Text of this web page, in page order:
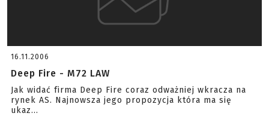
16.11.2006
Deep Fire - M72 LAW
Jak widać firma Deep Fire coraz odważniej wkracza na
rynek AS. Najnowsza jego propozycja która ma się
ukaz...